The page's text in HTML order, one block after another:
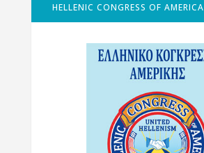
HELLENIC CONGRESS OF AMERICA